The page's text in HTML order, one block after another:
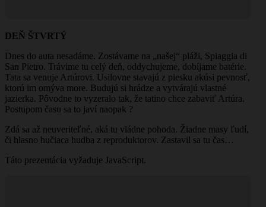
DEŇ ŠTVRTÝ
Dnes do auta nesadáme. Zostávame na „našej“ pláži, Spiaggia di
San Pietro. Trávime tu celý deň, oddychujeme, dobíjame batérie.
Tata sa venuje Artúrovi. Usilovne stavajú z piesku akúsi pevnosť,
ktorú im omýva more. Budujú si hrádze a vytvárajú vlastné
jazierka. Pôvodne to vyzeralo tak, že tatino chce zabaviť Artúra.
Postupom času sa to javí naopak ?
Zdá sa až neuveriteľné, aká tu vládne pohoda. Žiadne masy ľudí,
či hlasno hučiaca hudba z reproduktorov. Zastavil sa tu čas…
Táto prezentácia vyžaduje JavaScript.